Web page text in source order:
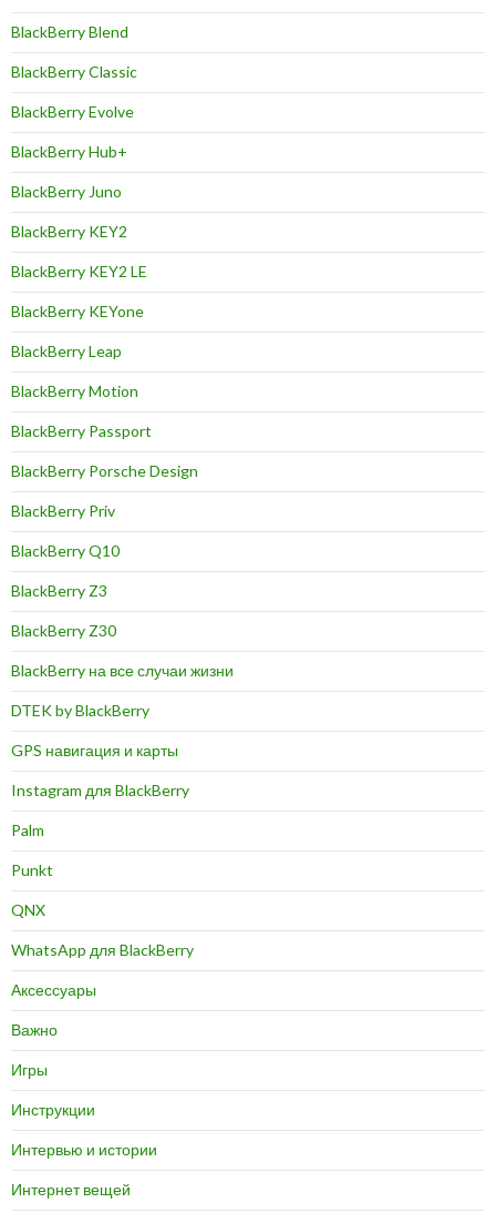
BlackBerry Blend
BlackBerry Classic
BlackBerry Evolve
BlackBerry Hub+
BlackBerry Juno
BlackBerry KEY2
BlackBerry KEY2 LE
BlackBerry KEYone
BlackBerry Leap
BlackBerry Motion
BlackBerry Passport
BlackBerry Porsche Design
BlackBerry Priv
BlackBerry Q10
BlackBerry Z3
BlackBerry Z30
BlackBerry на все случаи жизни
DTEK by BlackBerry
GPS навигация и карты
Instagram для BlackBerry
Palm
Punkt
QNX
WhatsApp для BlackBerry
Аксессуары
Важно
Игры
Инструкции
Интервью и истории
Интернет вещей